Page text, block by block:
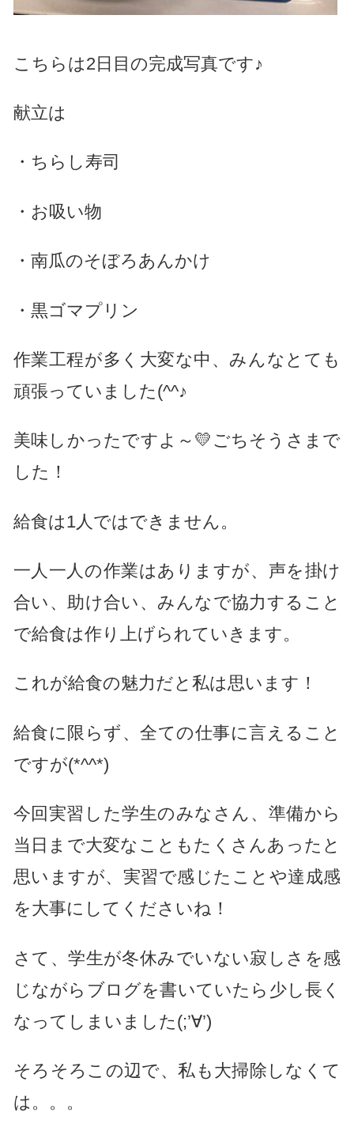
こちらは2日目の完成写真です♪
献立は
・ちらし寿司
・お吸い物
・南瓜のそぼろあんかけ
・黒ゴマプリン
作業工程が多く大変な中、みんなとても
頑張っていました(^^♪
美味しかったですよ～💛ごちそうさまで
した！
給食は1人ではできません。
一人一人の作業はありますが、声を掛け
合い、助け合い、みんなで協力すること
で給食は作り上げられていきます。
これが給食の魅力だと私は思います！
給食に限らず、全ての仕事に言えること
ですが(*^^*)
今回実習した学生のみなさん、準備から
当日まで大変なこともたくさんあったと
思いますが、実習で感じたことや達成感
を大事にしてくださいね！
さて、学生が冬休みでいない寂しさを感
じながらブログを書いていたら少し長く
なってしまいました(;’∀’)
そろそろこの辺で、私も大掃除しなくて
は。。。